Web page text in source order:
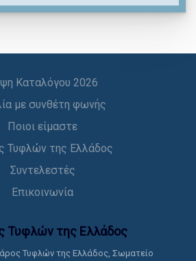
Καταλόγου 2026
με συνθέτη φωνής
Ποιοι είμαστε
Τυφλών της Ελλάδος
Συντελεστές
Επικοινωνία
Τυφλών της Ελλάδoς
Τυφλών της Ελλάδος, Σωματείο